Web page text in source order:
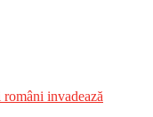
invadează